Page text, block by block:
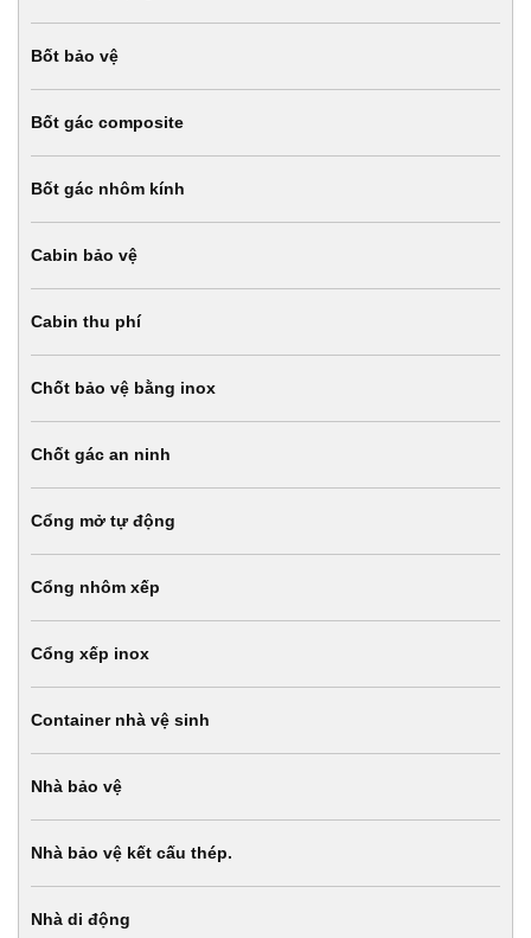
Bốt bảo vệ
Bốt gác composite
Bốt gác nhôm kính
Cabin bảo vệ
Cabin thu phí
Chốt bảo vệ bằng inox
Chốt gác an ninh
Cổng mở tự động
Cổng nhôm xếp
Cổng xếp inox
Container nhà vệ sinh
Nhà bảo vệ
Nhà bảo vệ kết cấu thép.
Nhà di động